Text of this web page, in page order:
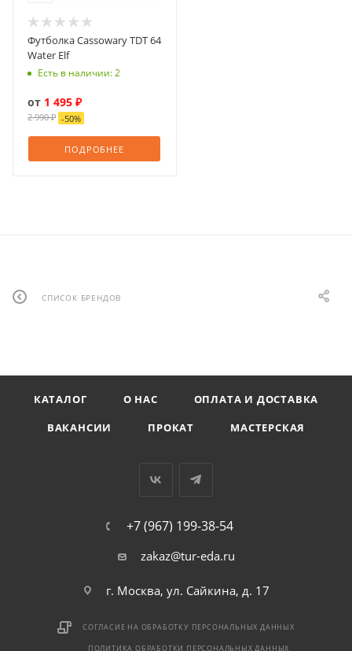
Футболка Cassowary TDT 64
Water Elf
Есть в наличии: 2
от 1 495 ₽
2 990 ₽ -50%
ПОДРОБНЕЕ
СПИСОК БРЕНДОВ
КАТАЛОГ О НАС
ОПЛАТА И ДОСТАВКА
ВАКАНСИИ
ПРОКАТ МАСТЕРСКАЯ
+7 (967) 199-38-54
zakaz@tur-eda.ru
г. Москва, ул. Сайкина, д. 17
СОГЛАСИЕ НА ОБРАБОТКУ ПЕРСОНАЛЬНЫХ ДАННЫХ
ПОЛИТИКА ОБРАБОТКИ ПЕРСОНАЛЬНЫХ ДАННЫХ